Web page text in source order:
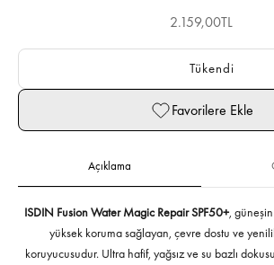
İndirimli fiyat
2.159,00TL
Tükendi
Favorilere Ekle
Açıklama
ISDIN Fusion Water Magic Repair SPF50+,
yüksek koruma sağlayan, çevre dostu ve
koruyucusudur. Ultra hafif, yağsız ve su bazlı